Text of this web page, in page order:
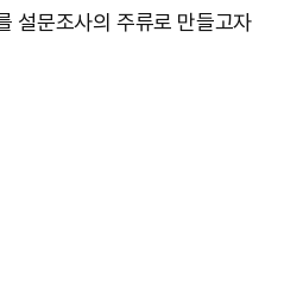
설문조사의 주류로 만들고자